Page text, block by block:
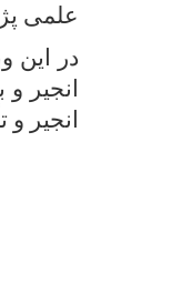
علمی
در این
انجیر
انجیر